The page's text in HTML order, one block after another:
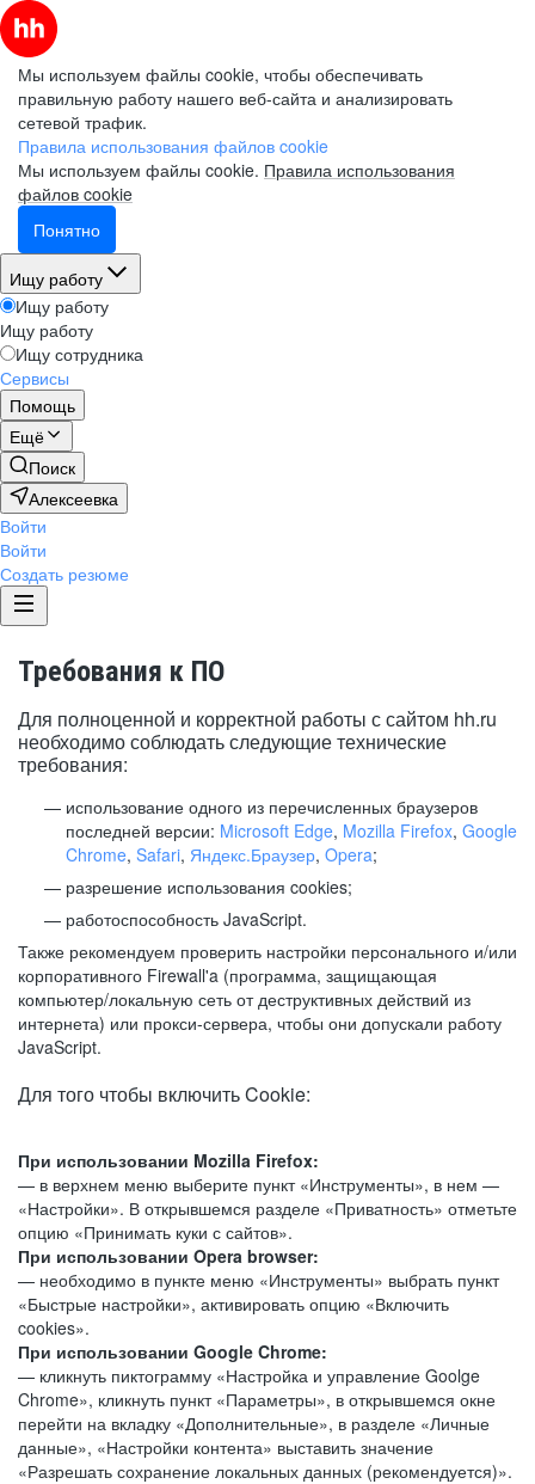
Мы используем файлы cookie, чтобы обеспечивать
правильную работу нашего веб-сайта и анализировать
сетевой трафик.
Правила использования файлов cookie
Мы используем файлы cookie. Правила использования
файлов cookie
Понятно
Ищу работу
Ищу работу
Ищу работу
Ищу сотрудника
Сервисы
Помощь
Ещё
Поиск
Алексеевка
Войти
Войти
Создать резюме
Требования к ПО
Для полноценной и корректной работы с сайтом hh.ru
необходимо соблюдать следующие технические
требования:
использование одного из перечисленных браузеров
последней версии: Microsoft Edge, Mozilla Firefox, Google
Chrome, Safari, Яндекс.Браузер, Opera;
разрешение использования cookies;
работоспособность JavaScript.
Также рекомендуем проверить настройки персонального и/или
корпоративного Firewall'a (программа, защищающая
компьютер/локальную сеть от деструктивных действий из
интернета) или прокси-сервера, чтобы они допускали работу
JavaScript.
Для того чтобы включить Cookie:
При использовании Mozilla Firefox:
— в верхнем меню выберите пункт «Инструменты», в нем —
«Настройки». В открывшемся разделе «Приватность» отметьте
опцию «Принимать куки с сайтов».
При использовании Opera browser:
— необходимо в пункте меню «Инструменты» выбрать пункт
«Быстрые настройки», активировать опцию «Включить
cookies».
При использовании Google Chrome:
— кликнуть пиктограмму «Настройка и управление Goolge
Chrome», кликнуть пункт «Параметры», в открывшемся окне
перейти на вкладку «Дополнительные», в разделе «Личные
данные», «Настройки контента» выставить значение
«Разрешать сохранение локальных данных (рекомендуется)».